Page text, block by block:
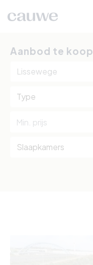
Aanbod te koop
Lissewege
Type
Slaapkamers